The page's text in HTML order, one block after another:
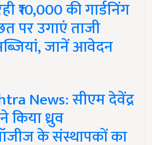
₹10,000 की गार्डनिंग
पर उगाएं ताजी
जानें आवेदन
News: सीएम देवेंद्र
ध्रुव
के संस्थापकों का